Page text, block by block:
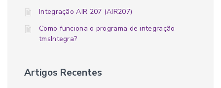
Integração AIR 207 (AIR207)
Como funciona o programa de integração
tmsIntegra?
Artigos Recentes